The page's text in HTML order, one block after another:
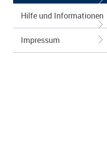
Hilfe und Informationen
Impressum